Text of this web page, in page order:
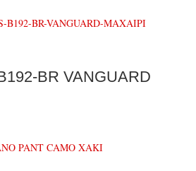
BR VANGUARD